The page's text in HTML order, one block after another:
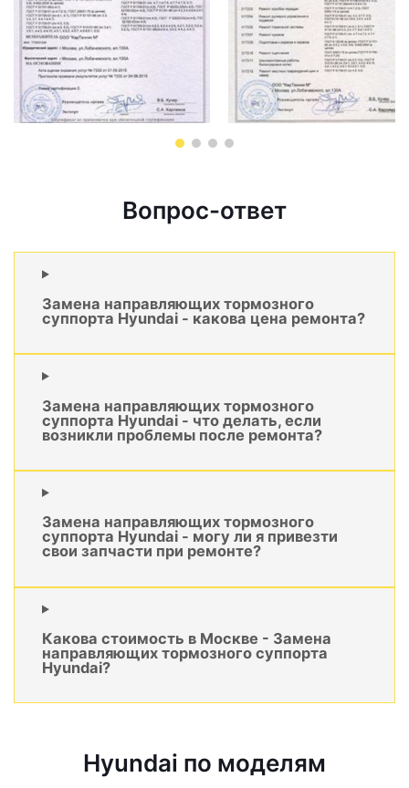
Вопрос-ответ
Замена направляющих тормозного
суппорта Hyundai - какова цена ремонта?
Замена направляющих тормозного
суппорта Hyundai - что делать, если
возникли проблемы после ремонта?
Замена направляющих тормозного
суппорта Hyundai - могу ли я привезти
свои запчасти при ремонте?
Какова стоимость в Москве - Замена
направляющих тормозного суппорта
Hyundai?
Hyundai по моделям